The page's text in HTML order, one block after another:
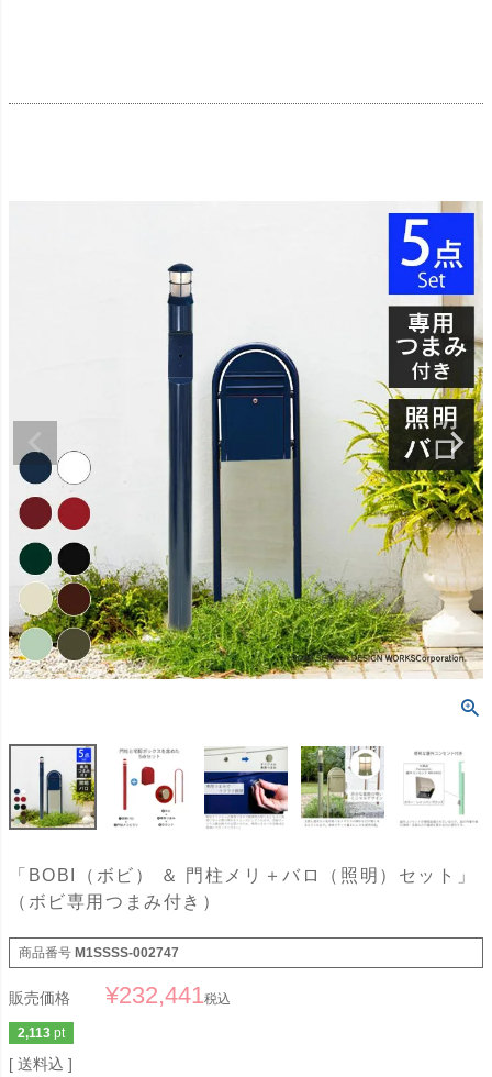
「BOBI（ボビ） ＆ 門柱メリ＋バロ（照明）セット」
（ボビ専用つまみ付き）
商品番号 M1SSSS-002747
販売価格 ¥232,441税込
2,113 pt
送料込